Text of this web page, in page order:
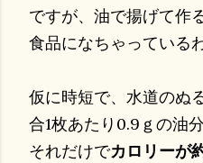
ですが、油で揚げて作
食品になちゃっている
仮に時短で、水道のぬ
合1枚あたり0.9ｇの油
それだけでカロリーが